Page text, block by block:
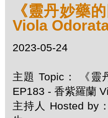
《靈丹妙藥
Viola
2023-05-24
主題 Topic： 《靈
EP183 - 香紫羅蘭
主持人 Hosted by